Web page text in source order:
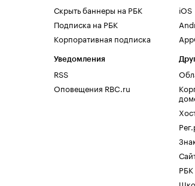
Скрыть баннеры на РБК
Подписка на РБК
Корпоративная подписка
Уведомления
RSS
Оповещения RBC.ru
iOS